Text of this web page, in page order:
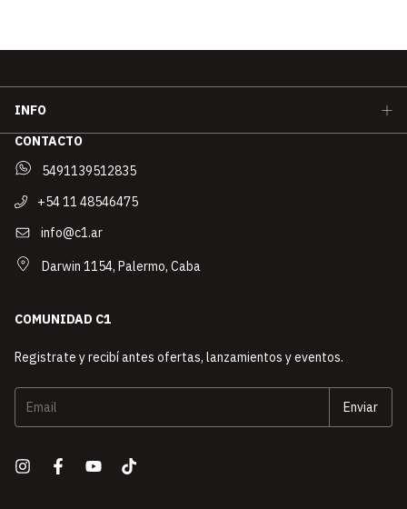
INFO
CONTACTO
5491139512835
+54 11 48546475
info@c1.ar
Darwin 1154, Palermo, Caba
COMUNIDAD C1
Registrate y recibí antes ofertas, lanzamientos y eventos.